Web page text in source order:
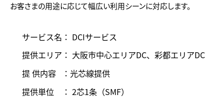
お客さまの用途に応じて幅広い利用シーンに対応します。
サービス名 ： DCIサービス
提供エリア ： 大阪市中心エリアDC、彩都エリアDC
提 供内容
：光芯線提供
提供単位
： 2芯1条（SMF）